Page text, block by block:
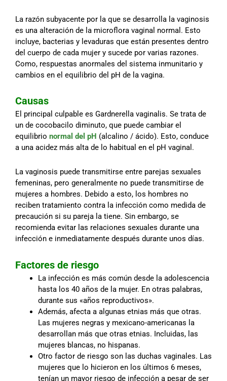
La razón subyacente por la que se desarrolla la vaginosis
es una alteración de la microflora vaginal normal. Esto
incluye, bacterias y levaduras que están presentes dentro
del cuerpo de cada mujer y sucede por varias razones.
Como, respuestas anormales del sistema inmunitario y
cambios en el equilibrio del pH de la vagina.
Causas
El principal culpable es Gardnerella vaginalis. Se trata de
un de cocobacilo diminuto, que puede cambiar el
equilibrio normal del pH (alcalino / ácido). Esto, conduce
a una acidez más alta de lo habitual en el pH vaginal.
La vaginosis puede transmitirse entre parejas sexuales
femeninas, pero generalmente no puede transmitirse de
mujeres a hombres. Debido a esto, los hombres no
reciben tratamiento contra la infección como medida de
precaución si su pareja la tiene. Sin embargo, se
recomienda evitar las relaciones sexuales durante una
infección e inmediatamente después durante unos días.
Factores de riesgo
La infección es más común desde la adolescencia
hasta los 40 años de la mujer. En otras palabras,
durante sus «años reproductivos».
Además, afecta a algunas etnias más que otras.
Las mujeres negras y mexicano-americanas la
desarrollan más que otras etnias. Incluidas, las
mujeres blancas, no hispanas.
Otro factor de riesgo son las duchas vaginales. Las
mujeres que lo hicieron en los últimos 6 meses,
tenían un mayor riesgo de infección a pesar de ser